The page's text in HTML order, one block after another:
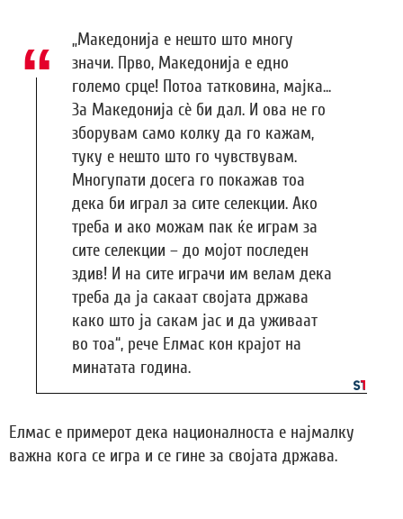
„Македонија е нешто што многу
значи. Прво, Македонија е едно
големо срце! Потоа татковина, мајка...
За Македонија сè би дал. И ова не го
зборувам само колку да го кажам,
туку е нешто што го чувствувам.
Многупати досега го покажав тоа
дека би играл за сите селекции. Ако
треба и ако можам пак ќе играм за
сите селекции – до мојот последен
здив! И на сите играчи им велам дека
треба да ја сакаат својата држава
како што ја сакам јас и да уживаат
во тоа“, рече Елмас кон крајот на
минатата година.
Елмас е примерот дека националноста е најмалку
важна кога се игра и се гине за својата држава.